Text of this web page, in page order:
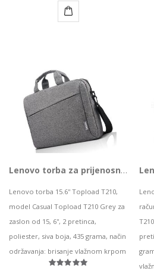
Lenovo torba za prijenosno računalo 15.6'' T210 Grey, 4X40T84060
Lenovo torba 15.6'' Topload T210,
model Casual Topload T210 Grey za
zaslon od 15, 6'', 2 pretinca,
poliester, siva boja, 435 grama, način
održavanja: brisanje vlažnom krpom